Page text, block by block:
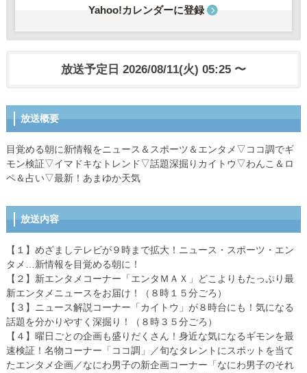
Yahoo!カレンダーに登録
放送予定日 2026/08/11(火) 05:25 〜
放送概要
目覚める朝に新情報をニュース＆スポーツ＆エンタメ▽ココ調でギ
モン検証▽イマドキなトレンド▽話題深掘りカイトウ▽わんこ＆ロ
ペ＆占い▽最新！あまゆか天気
放送内容
【１】めざましテレビが９時まで拡大！ニュース・スポーツ・エン
タメ…新情報を目覚める朝に！
【２】新エンタメコーナー「エンタＭＡＸ」どこよりもたっぷり最
新エンタメニュースをお届け！（８時１５分ごろ）
【３】ニュース解説コーナー「カイトウ」が８時台にも！気になる
話題を分かりやすく深掘り！（８時３５分ごろ）
【４】曜日ごとの企画も盛りだくさん！身近な気になるギモンを最
速検証！名物コーナー「ココ調」／旬なタレントにスポットを当て
たエンタメ企画／なにわ男子の新企画コーナー「なにわ男子のそれ